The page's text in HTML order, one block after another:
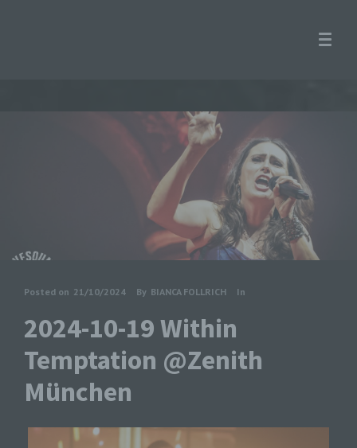
Posted on 21/10/2024 By BIANCA FOLLRICH In
2024-10-19 Within
Temptation @Zenith
München